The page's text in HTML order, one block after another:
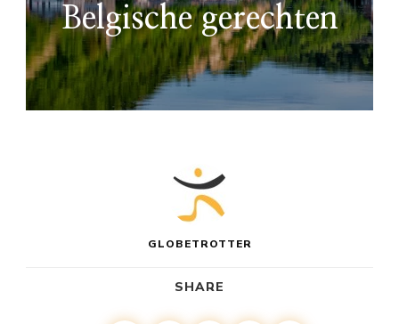
Belgische gerechten
GLOBETROTTER
SHARE